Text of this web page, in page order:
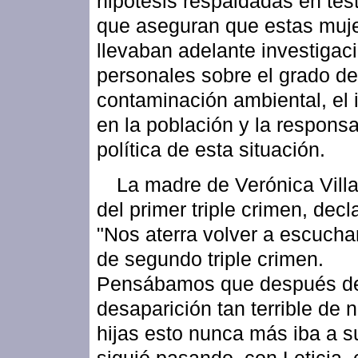
que aseguran que estas
llevaban adelante
personales sobre el grado de
contaminación ambiental, el
en la población y la
política de esta situación.
La madre de Verónica
del primer triple crimen,
"Nos aterra volver a
de segundo triple crimen.
Pensábamos que después
desaparición tan terrible de
hijas esto nunca más iba a